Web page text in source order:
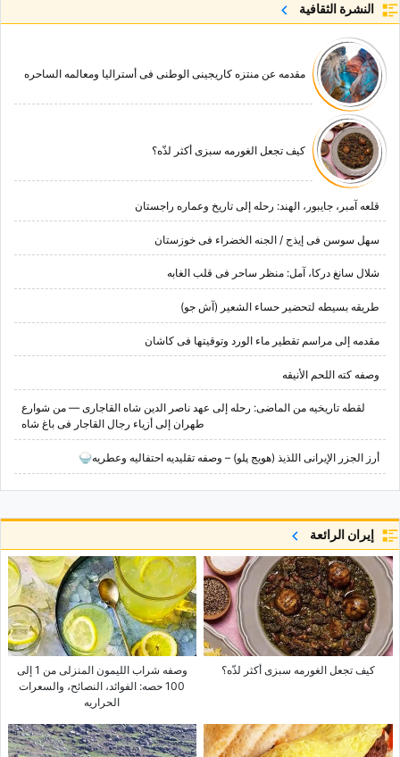
النشرة الثقافية
مقدمه عن منتزه کاریجینی الوطنی فی أسترالیا ومعالمه الساحره
کیف تجعل الغورمه سبزی أکثر لذّه؟
قلعه آمبر، جایبور، الهند: رحله إلى تاریخ وعماره راجستان
سهل سوسن فی إیذج / الجنه الخضراء فی خوزستان
شلال سانغ درکا، آمل: منظر ساحر فی قلب الغابه
طریقه بسیطه لتحضیر حساء الشعیر (آش جو)
مقدمه إلى مراسم تقطیر ماء الورد وتوقیتها فی کاشان
وصفه کته اللحم الأنیقه
لقطه تاریخیه من الماضی: رحله إلى عهد ناصر الدین شاه القاجاری — من شوارع
طهران إلى أزیاء رجال القاجار فی باغ شاه
أرز الجزر الإیرانی اللذیذ (هویج پلو) – وصفه تقلیدیه احتفالیه وعطریه🍚
إيران الرائعة
کیف تجعل الغورمه سبزی أکثر لذّه؟
وصفه شراب اللیمون المنزلی من 1 إلى
100 حصه: الفوائد، النصائح، والسعرات
الحراریه